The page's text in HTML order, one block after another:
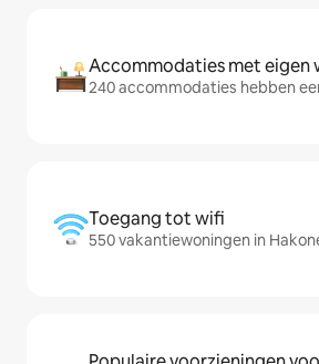
Accommodaties met eigen
240 accommodaties hebben
Toegang tot wifi
550 vakantiewoningen in